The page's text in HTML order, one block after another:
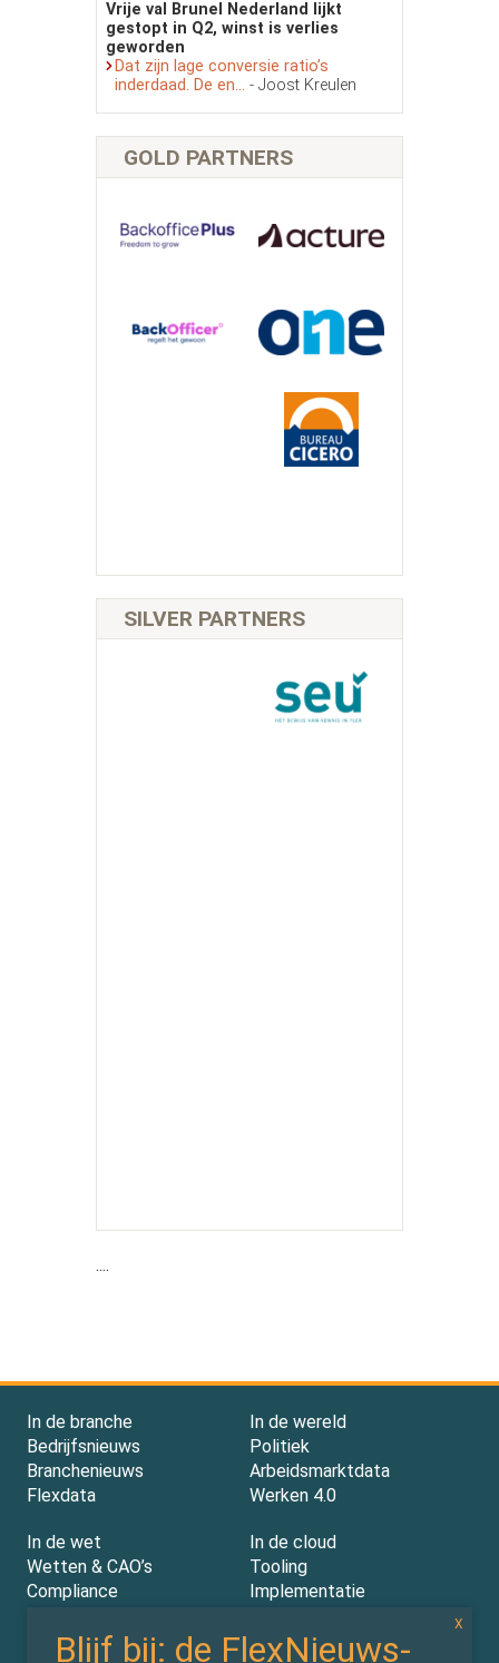
Vrije val Brunel Nederland lijkt
gestopt in Q2, winst is verlies
geworden
Dat zijn lage conversie ratio’s
inderdaad. De en... - Joost Kreulen
GOLD PARTNERS
SILVER PARTNERS
....
In de branche
Bedrijfsnieuws
Branchenieuws
Flexdata
In de wereld
Politiek
Arbeidsmarktdata
Werken 4.0
In de wet
Wetten & CAO’s
Compliance
In de cloud
Tooling
Implementatie